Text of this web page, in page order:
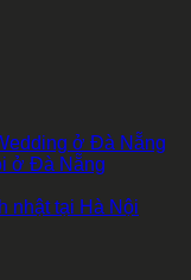
ở Đà Nẵng
ở Đà Nẵng
nhật tại Hà Nội